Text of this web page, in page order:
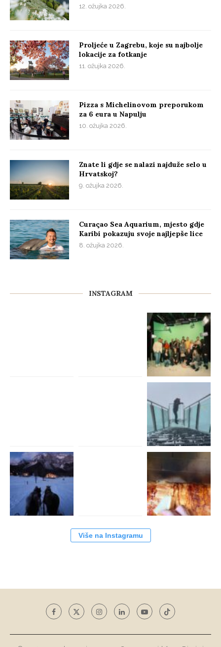
12. ožujka 2026.
Proljeće u Zagrebu, koje su najbolje
lokacije za fotkanje
11. ožujka 2026.
Pizza s Michelinovom preporukom
za 6 eura u Napulju
10. ožujka 2026.
Znate li gdje se nalazi najduže selo u
Hrvatskoj?
9. ožujka 2026.
Curaçao Sea Aquarium, mjesto gdje
Karibi pokazuju svoje najljepše lice
8. ožujka 2026.
INSTAGRAM
Više na Instagramu